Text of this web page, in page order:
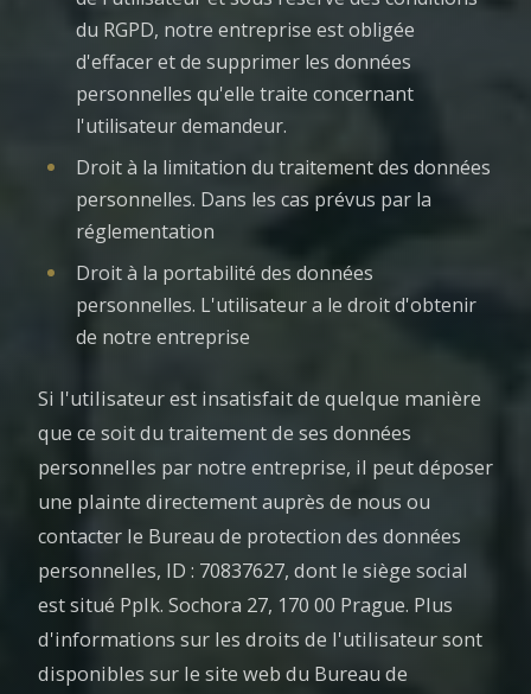
du RGPD, notre entreprise est obligée
d'effacer et de supprimer les données
personnelles qu'elle traite concernant
l'utilisateur demandeur.
Droit à la limitation du traitement des données
personnelles. Dans les cas prévus par la
réglementation
Droit à la portabilité des données
personnelles. L'utilisateur a le droit d'obtenir
de notre entreprise
Si l'utilisateur est insatisfait de quelque manière
que ce soit du traitement de ses données
personnelles par notre entreprise, il peut déposer
une plainte directement auprès de nous ou
contacter le Bureau de protection des données
personnelles, ID : 70837627, dont le siège social
est situé Pplk. Sochora 27, 170 00 Prague. Plus
d'informations sur les droits de l'utilisateur sont
disponibles sur le site web du Bureau de